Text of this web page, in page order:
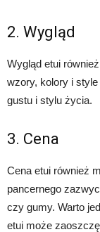
2. Wygląd
Wygląd etui
wzory, kolory i
gustu i stylu życia.
3. Cena
Cena etui również
pancernego
czy gumy. Warto
etui może